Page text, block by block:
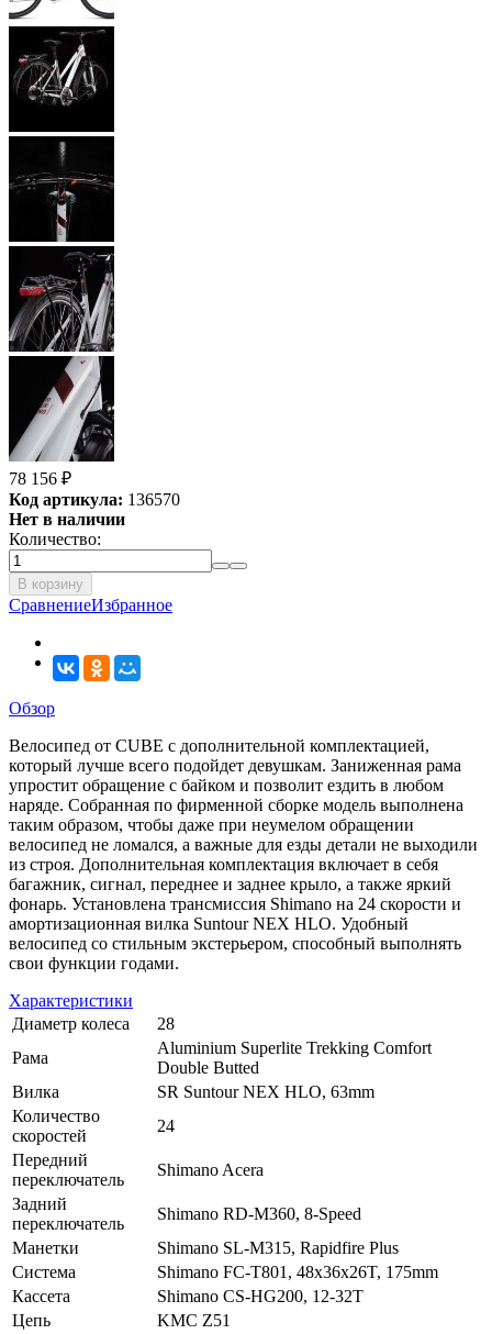
78 156 ₽
Код артикула: 136570
Нет в наличии
Количество:
В корзину
СравнениеИзбранное
Обзор
Велосипед от CUBE с дополнительной комплектацией,
который лучше всего подойдет девушкам. Заниженная рама
упростит обращение с байком и позволит ездить в любом
наряде. Собранная по фирменной сборке модель выполнена
таким образом, чтобы даже при неумелом обращении
велосипед не ломался, а важные для езды детали не выходили
из строя. Дополнительная комплектация включает в себя
багажник, сигнал, переднее и заднее крыло, а также яркий
фонарь. Установлена трансмиссия Shimano на 24 скорости и
амортизационная вилка Suntour NEX HLO. Удобный
велосипед со стильным экстерьером, способный выполнять
свои функции годами.
Характеристики
Диаметр колеса
28
Рама
Aluminium Superlite Trekking Comfort
Double Butted
Вилка
SR Suntour NEX HLO, 63mm
Количество
скоростей
24
Передний
переключатель
Shimano Acera
Задний
переключатель
Shimano RD-M360, 8-Speed
Манетки
Shimano SL-M315, Rapidfire Plus
Система
Shimano FC-T801, 48x36x26T, 175mm
Кассета
Shimano CS-HG200, 12-32T
Цепь
KMC Z51